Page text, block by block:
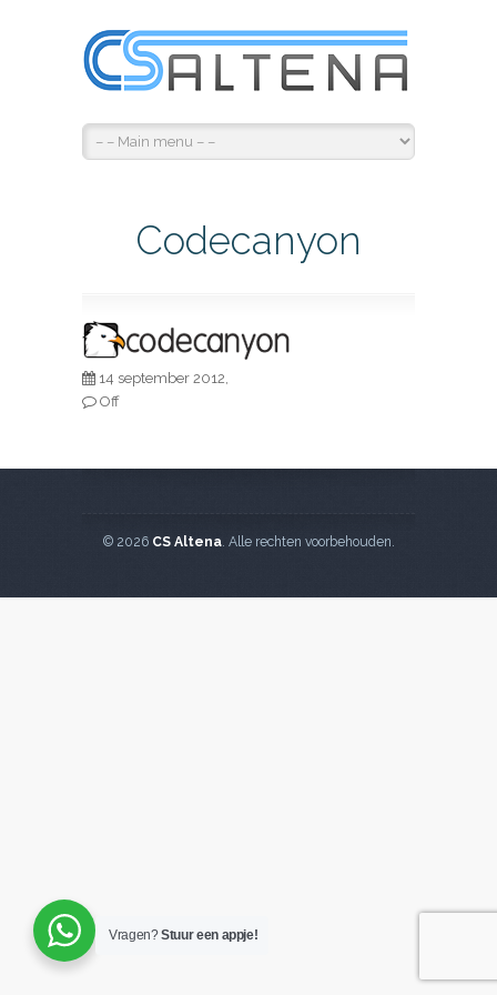
Codecanyon
14 september 2012,
Off
© 2026 CS Altena. Alle rechten voorbehouden.
Vragen?Stuur een appje!